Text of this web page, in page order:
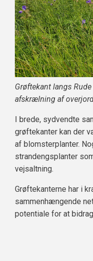
Grøftekant langs
afskrælning af
I brede, sydvendte
grøftekanter kan der
af blomsterplanter.
strandengsplanter
vejsaltning.
Grøftekanterne har i
sammenhængende
potentiale for at